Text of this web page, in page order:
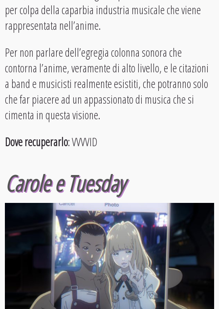
per colpa della caparbia industria musicale che viene
rappresentata nell’anime.
Per non parlare dell’egregia colonna sonora che
contorna l’anime, veramente di alto livello, e le citazioni
a band e musicisti realmente esistiti, che potranno solo
che far piacere ad un appassionato di musica che si
cimenta in questa visione.
Dove recuperarlo: VVVVID
Carole e Tuesday